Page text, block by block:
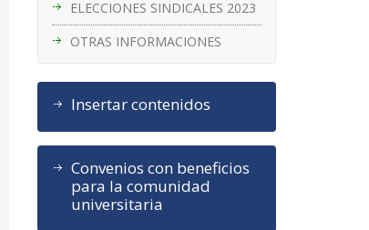
ELECCIONES SINDICALES 2023
OTRAS INFORMACIONES
Insertar contenidos
Convenios con beneficios
para la comunidad
universitaria